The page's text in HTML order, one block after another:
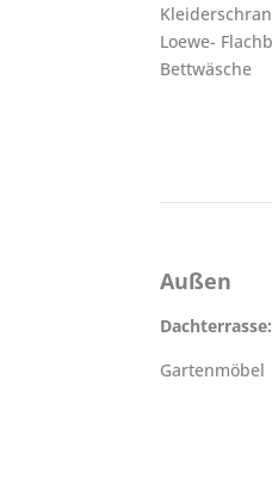
Loewe-
Bettwäsche
Außen
Dachterrasse:
Gartenmöbel